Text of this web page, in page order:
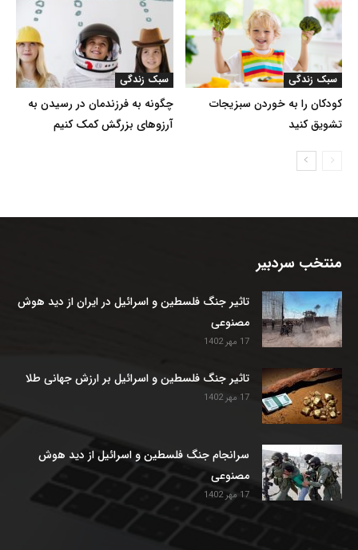
سبک زندگی
چگونه به فرزندمان در رسیدن به
آرزوهای بزرگش کمک کنیم
سبک زندگی
کودکان را به خوردن سبزیجات
تشویق کنید
منتخب سردبیر
تاثیر جنگ فلسطین و اسرائیل در ایران از دید هوش
مصنوعی
17 مهر 1402
تاثیر جنگ فلسطین و اسرائیل بر ارزش جهانی طلا
17 مهر 1402
سرانجام جنگ فلسطین و اسرائیل از دید هوش
مصنوعی
17 مهر 1402